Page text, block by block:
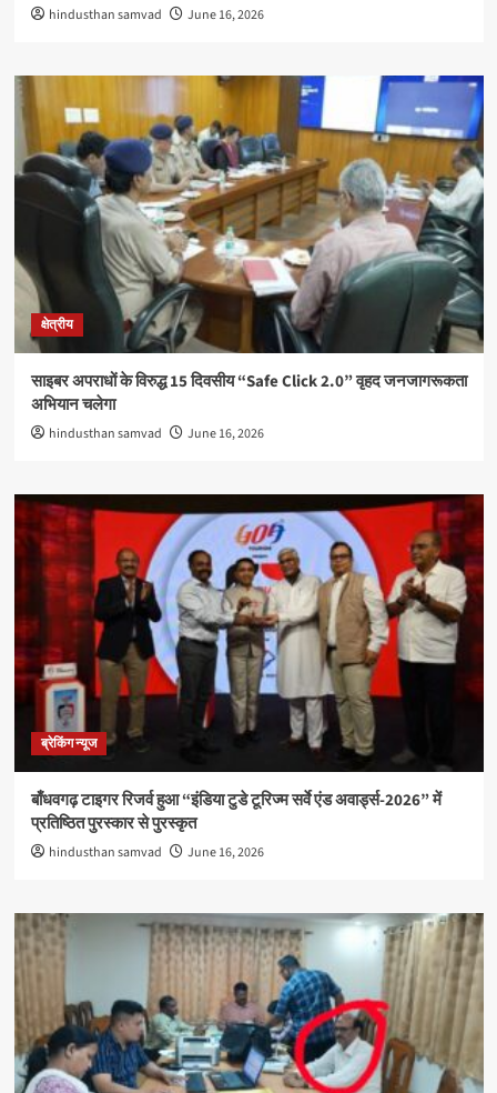
hindusthan samvad June 16, 2026
क्षेत्रीय
साइबर अपराधों के विरुद्ध 15 दिवसीय “Safe Click 2.0” वृहद जनजागरूकता
अभियान चलेगा
hindusthan samvad June 16, 2026
ब्रेकिंग न्यूज
बाँधवगढ़ टाइगर रिजर्व हुआ “इंडिया टुडे टूरिज्म सर्वे एंड अवार्ड्स-2026” में
प्रतिष्ठित पुरस्कार से पुरस्कृत
hindusthan samvad June 16, 2026